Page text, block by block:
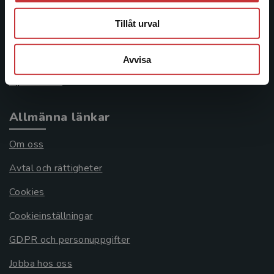
Tillåt urval
Avvisa
046-31 21 00
Frågor och svar
Systemkrav
Allmänna länkar
Om oss
Avtal och rättigheter
Cookies
Cookieinställningar
GDPR och personuppgifter
Jobba hos oss